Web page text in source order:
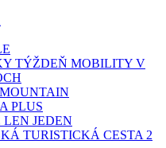
TÝŽDEŇ MOBILITY V
PLUS
LEN JEDEN
TURISTICKÁ CESTA 2